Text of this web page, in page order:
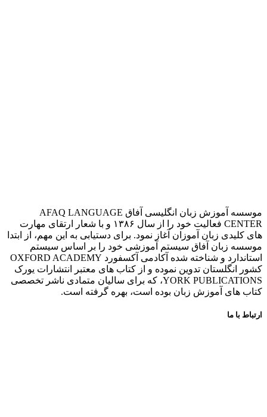
موسسه آموزش زبان انگلیسی آفاق AFAQ LANGUAGE
CENTER فعالیت خود را از سال ۱۳۸۶ و با شعار ارتقای مهارت
های کلیدی زبان آموزان آغاز نمود. برای دستیابی به این مهم، از ابتدا
موسسه زبان آفاق سیستم آموزشی خود را بر اساس سیستم
استاندارد و شناخته شده آکادمی آکسفورد OXFORD ACADEMY
کشور انگلستان تدوین نموده و از کتاب های معتبر انتشارات یورک
YORK PUBLICATIONS، که برای سالیان متمادی ناشر تخصصی
کتاب های آموزش زبان بوده است، بهره گرفته است.
ارتباط با ما